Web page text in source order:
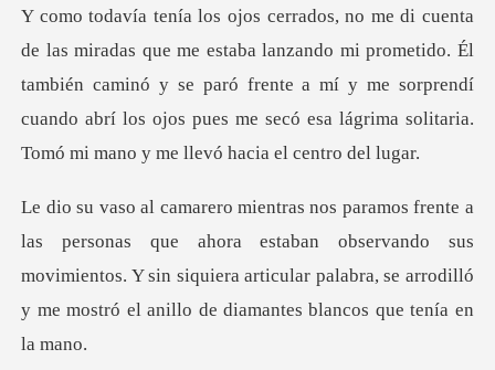
ndo mi prometido. Él
también caminó y se paró frente a mí y me sorprendí
cuando abrí los o
ora estaban observando sus
movimientos. Y sin siquiera articular palabra, se